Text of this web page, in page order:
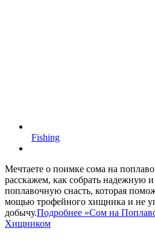
Fishing
Мечтаете о поимке сома на
расскажем, как собрать надежную
поплавочную снасть, которая
мощью трофейного хищника и не
добычу.Подробнее »Сом на
Хищником